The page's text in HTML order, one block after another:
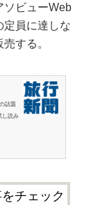
ビューWeb
定員に達しな
する。
話題
し読み
チェック